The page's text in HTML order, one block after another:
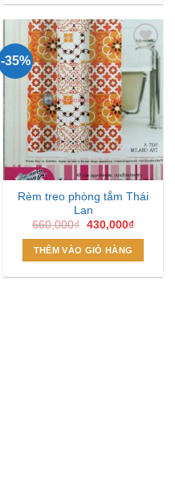
-35%
Add to
Wishlist
Rèm treo phòng tắm Thái
Lan
660,000₫ Giá
là:
660,000₫.
430,000₫Giá
THÊM VÀO GIỎ HÀNG